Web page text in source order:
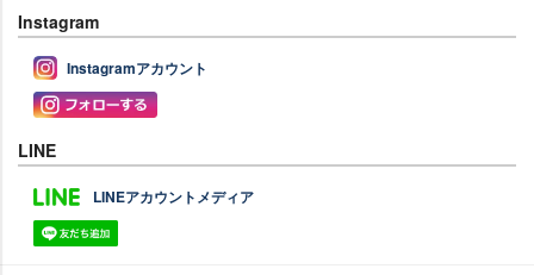
Instagram
Instagramアカウント
LINE
LINEアカウントメディア